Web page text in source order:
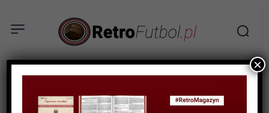
RANKINGI SPORTOWA HISTORIA
×